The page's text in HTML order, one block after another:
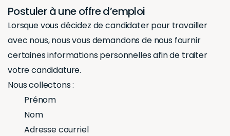
Postuler à une offre d’emploi
Lorsque vous décidez de candidater pour travailler
avec nous, nous vous demandons de nous fournir
certaines informations personnelles afin de traiter
votre candidature.
Nous collectons :
Prénom
Nom
Adresse courriel